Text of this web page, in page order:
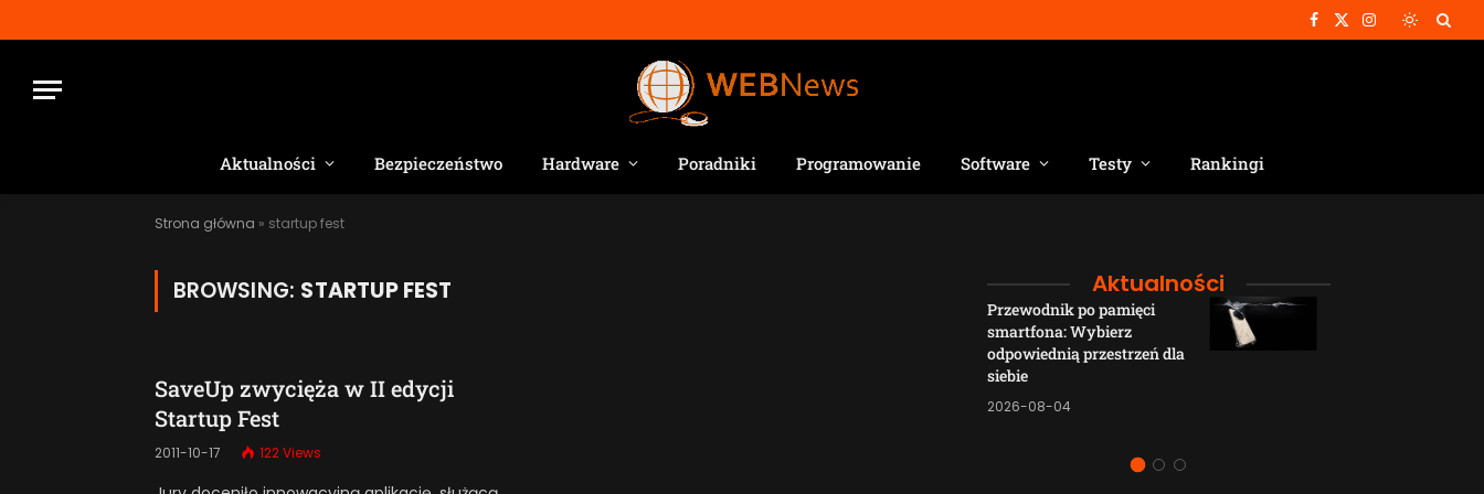
Facebook
X
Instagram
Aktualności Bezpieczeństwo Hardware Poradniki Programowanie Software Testy Rankingi
Strona główna » startup fest
BROWSING: STARTUP FEST
SaveUp zwycięża w II edycji
Startup Fest
2011-10-17 122Views
Aktualności
Przewodnik po pamięci
smartfona: Wybierz
odpowiednią przestrzeń dla
siebie
2026-08-04